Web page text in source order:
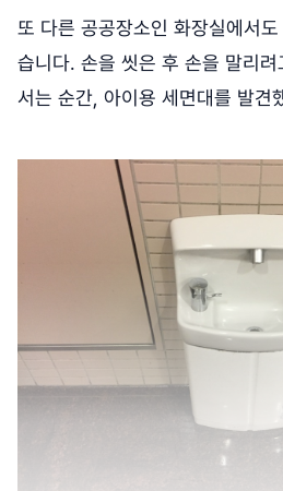
또 다른 공공장소인 화장실에서
습니다. 손을 씻은 후 손을 말리
서는 순간, 아이용 세면대를 발견